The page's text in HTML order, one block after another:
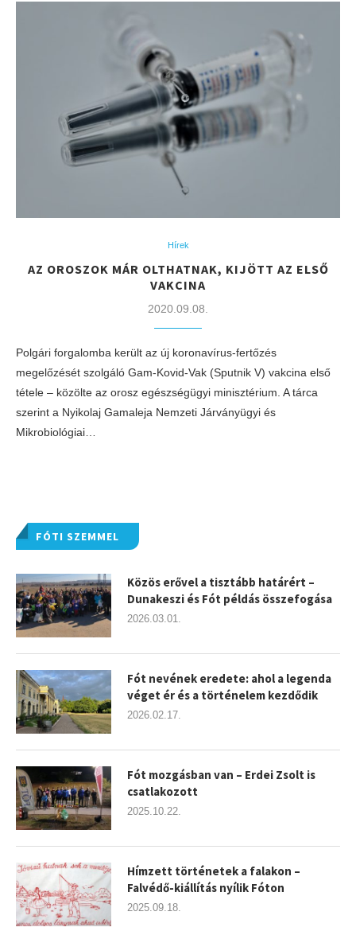
Hírek
AZ OROSZOK MÁR OLTHATNAK, KIJÖTT AZ ELSŐ
VAKCINA
2020.09.08.
Polgári forgalomba került az új koronavírus-fertőzés
megelőzését szolgáló Gam-Kovid-Vak (Sputnik V) vakcina első
tétele – közölte az orosz egészségügyi minisztérium. A tárca
szerint a Nyikolaj Gamaleja Nemzeti Járványügyi és
Mikrobiológiai…
FÓTI SZEMMEL
Közös erővel a tisztább határért –
Dunakeszi és Fót példás összefogása
2026.03.01.
Fót nevének eredete: ahol a legenda
véget ér és a történelem kezdődik
2026.02.17.
Fót mozgásban van – Erdei Zsolt is
csatlakozott
2025.10.22.
Hímzett történetek a falakon –
Falvédő-kiállítás nyílik Fóton
2025.09.18.